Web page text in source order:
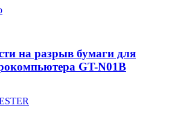
на разрыв бумаги для
GT-N01B